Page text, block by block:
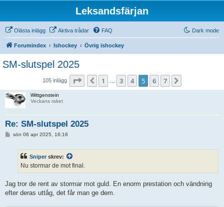
Leksandsfärjan
Dark mode
Olästa inlägg Aktiva trådar FAQ
Forumindex Ishockey Övrig ishockey
SM-slutspel 2025
105 inlägg Sida av7
Föregående
1 3 4 5 6 7
Wittgenstein
Veckans raket
Re: SM-slutspel 2025
sön 06 apr 2025, 16:16
Sniper skrev:
Nu stormar de mot final.
Jag tror de rent av stormar mot guld. En enorm prestation och vändning
efter deras uttåg, det får man ge dem.